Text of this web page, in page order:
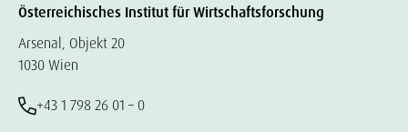
Österreichisches Institut für Wirtschaftsforschung
Arsenal, Objekt 20
1030 Wien
+43 1 798 26 01 – 0